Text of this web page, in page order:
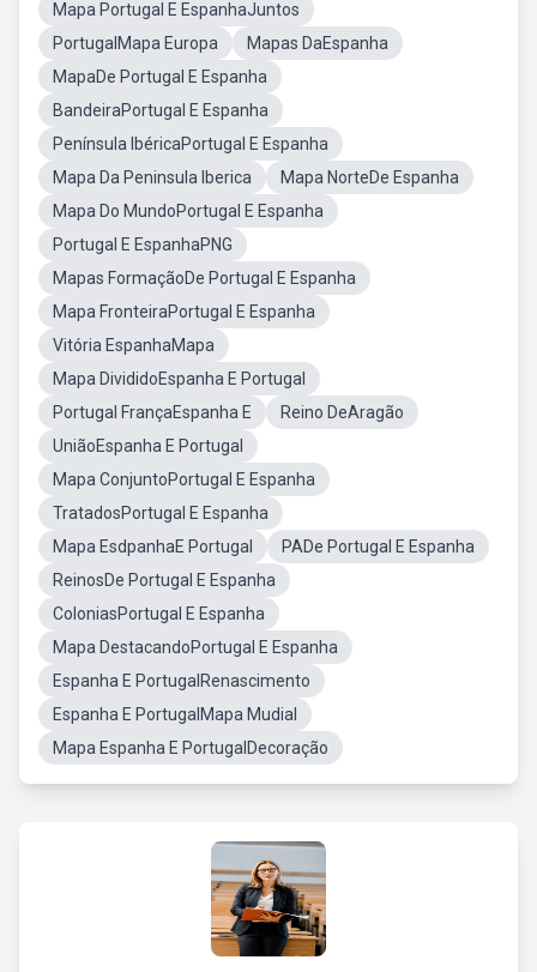
Mapa Portugal E EspanhaJuntos
PortugalMapa Europa
Mapas DaEspanha
MapaDe Portugal E Espanha
BandeiraPortugal E Espanha
Península IbéricaPortugal E Espanha
Mapa Da Peninsula Iberica
Mapa NorteDe Espanha
Mapa Do MundoPortugal E Espanha
Portugal E EspanhaPNG
Mapas FormaçãoDe Portugal E Espanha
Mapa FronteiraPortugal E Espanha
Vitória EspanhaMapa
Mapa DivididoEspanha E Portugal
Portugal FrançaEspanha E
Reino DeAragão
UniãoEspanha E Portugal
Mapa ConjuntoPortugal E Espanha
TratadosPortugal E Espanha
Mapa EsdpanhaE Portugal
PADe Portugal E Espanha
ReinosDe Portugal E Espanha
ColoniasPortugal E Espanha
Mapa DestacandoPortugal E Espanha
Espanha E PortugalRenascimento
Espanha E PortugalMapa Mudial
Mapa Espanha E PortugalDecoração